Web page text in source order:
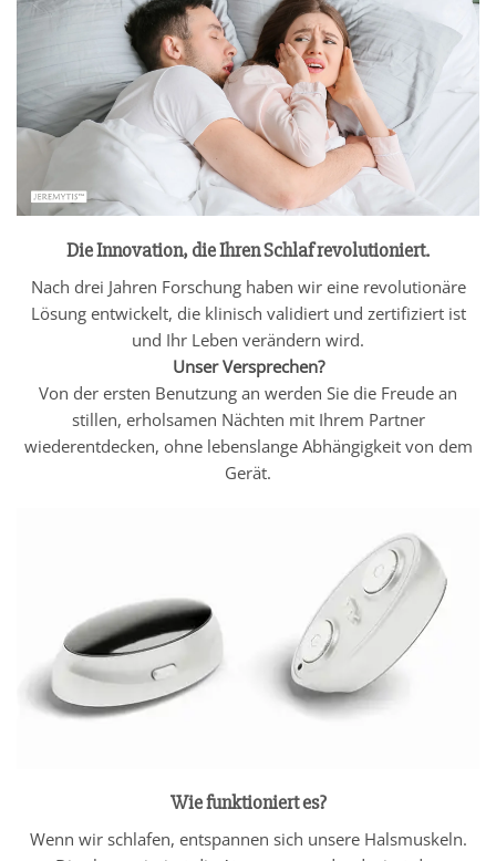
Die Innovation, die Ihren Schlaf revolutioniert.
Nach drei Jahren Forschung haben wir eine revolutionäre
Lösung entwickelt, die klinisch validiert und zertifiziert ist
und Ihr Leben verändern wird.
Unser Versprechen?
Von der ersten Benutzung an werden Sie die Freude an
stillen, erholsamen Nächten mit Ihrem Partner
wiederentdecken, ohne lebenslange Abhängigkeit von dem
Gerät.
Wie funktioniert es?
Wenn wir schlafen, entspannen sich unsere Halsmuskeln.